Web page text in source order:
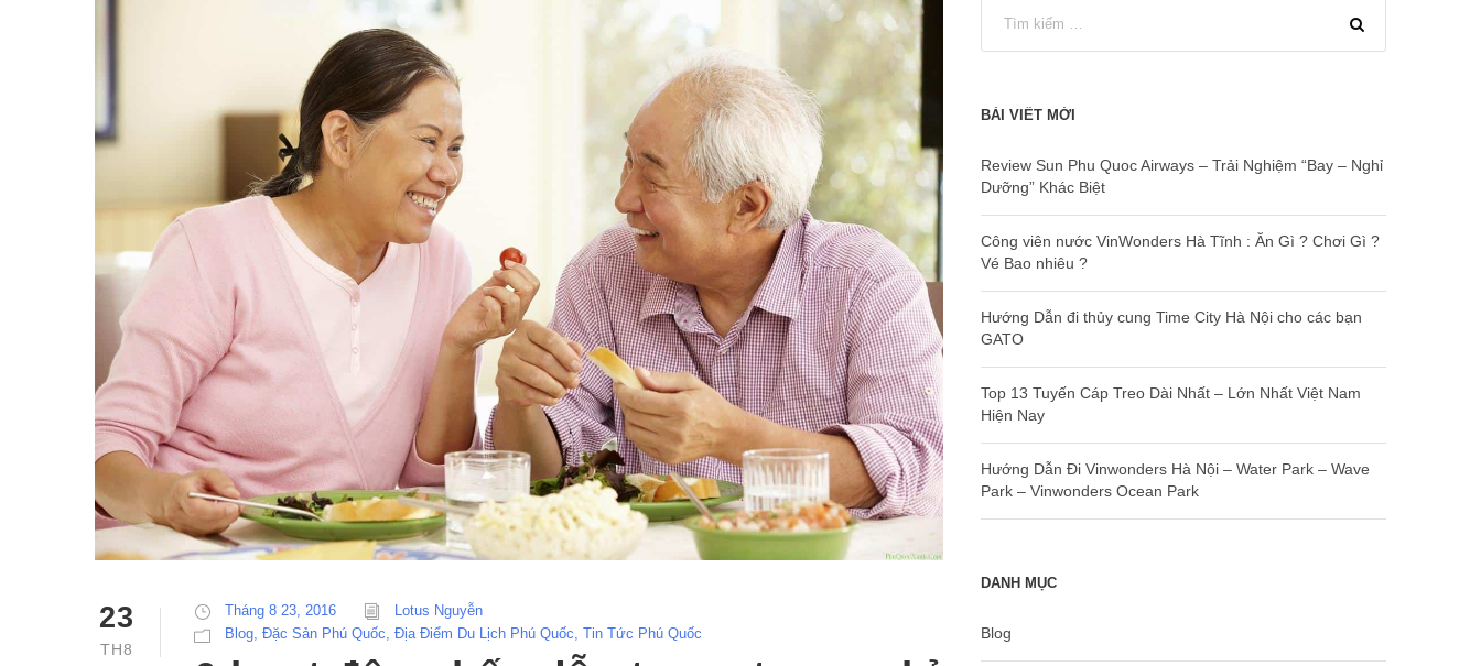
23
TH8
Tháng 8 23, 2016
Lotus Nguyễn
Blog, Đặc Sản Phú Quốc, Địa Điểm Du Lịch Phú Quốc, Tin Tức Phú Quốc
BÀI VIẾT MỚI
Review Sun Phu Quoc Airways – Trải Nghiệm “Bay – Nghỉ
Dưỡng” Khác Biệt
Công viên nước VinWonders Hà Tĩnh : Ăn Gì ? Chơi Gì ?
Vé Bao nhiêu ?
Hướng Dẫn đi thủy cung Time City Hà Nội cho các bạn
GATO
Top 13 Tuyến Cáp Treo Dài Nhất – Lớn Nhất Việt Nam
Hiện Nay
Hướng Dẫn Đi Vinwonders Hà Nội – Water Park – Wave
Park – Vinwonders Ocean Park
DANH MỤC
Blog